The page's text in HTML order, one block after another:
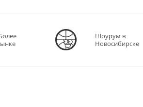
Шоурум в
Новосибирске